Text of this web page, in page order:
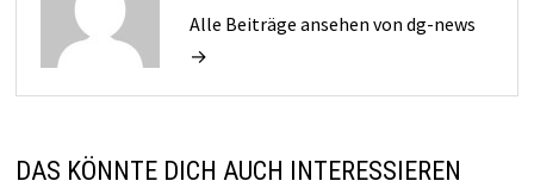
Alle Beiträge ansehen von dg-news
→
DAS KÖNNTE DICH AUCH INTERESSIEREN